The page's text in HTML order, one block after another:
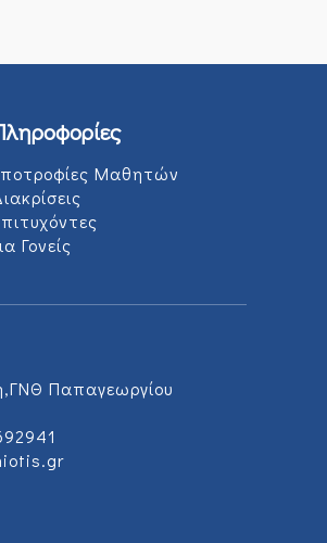
Μαθητών
Γονείς
Παπαγεωργίου